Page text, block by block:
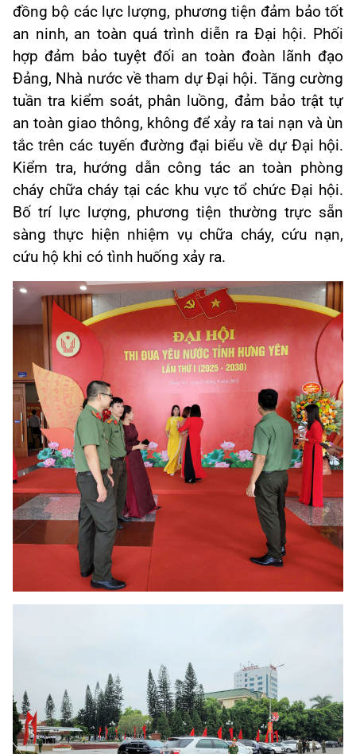
đồng bộ các lực lượng, phương tiện đảm bảo tốt
an ninh, an toàn quá trình diễn ra Đại hội. Phối
hợp đảm bảo tuyệt đối an toàn đoàn lãnh đạo
Đảng, Nhà nước về tham dự Đại hội. Tăng cường
tuần tra kiểm soát, phân luồng, đảm bảo trật tự
an toàn giao thông, không để xảy ra tai nạn và ùn
tắc trên các tuyến đường đại biểu về dự Đại hội.
Kiểm tra, hướng dẫn công tác an toàn phòng
cháy chữa cháy tại các khu vực tổ chức Đại hội.
Bố trí lực lượng, phương tiện thường trực sẵn
sàng thực hiện nhiệm vụ chữa cháy, cứu nạn,
cứu hộ khi có tình huống xảy ra.